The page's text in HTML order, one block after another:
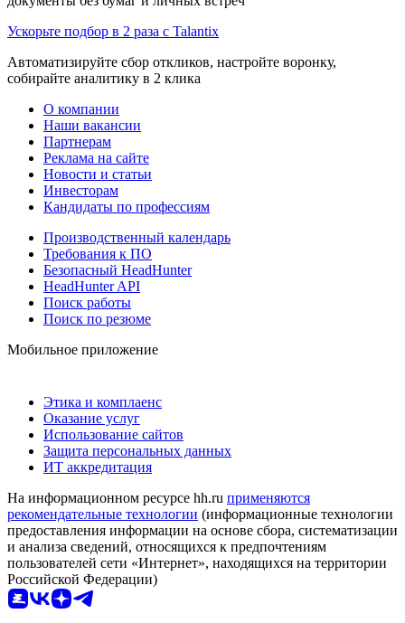
Ускорьте подбор в 2 раза с Talantix
Автоматизируйте сбор откликов, настройте воронку,
собирайте аналитику в 2 клика
О компании
Наши вакансии
Партнерам
Реклама на сайте
Новости и статьи
Инвесторам
Кандидаты по профессиям
Производственный календарь
Требования к ПО
Безопасный HeadHunter
HeadHunter API
Поиск работы
Поиск по резюме
Мобильное приложение
Этика и комплаенс
Оказание услуг
Использование сайтов
Защита персональных данных
ИТ аккредитация
На информационном ресурсе hh.ru применяются
рекомендательные технологии (информационные технологии
предоставления информации на основе сбора, систематизации
и анализа сведений, относящихся к предпочтениям
пользователей сети «Интернет», находящихся на территории
Российской Федерации)